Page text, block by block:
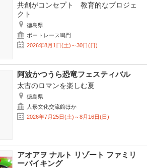
共創がコンセプト 教育的なプロジェ
クト
徳島県
ボートレース鳴門
2026年8月1日(土)～30日(日)
阿波かつうら恐竜フェスティバル
太古のロマンを楽しむ夏
徳島県
人形文化交流館ほか
2026年7月25日(土)～8月16日(日)
アオアヲ ナルト リゾート ファミリ
ーバイキング